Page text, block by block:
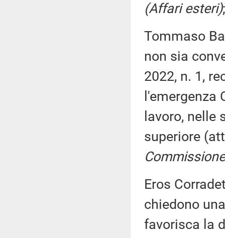
(Affari esteri);
Tommaso
non sia
2022, n. 1,
l'emergenza
lavoro,
superiore
Eros
chiedono
favorisca la